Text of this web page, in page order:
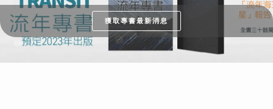
獲取專書最新消息